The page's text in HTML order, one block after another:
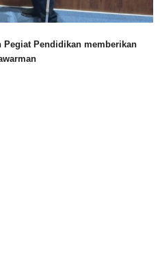
Pendidikan memberikan